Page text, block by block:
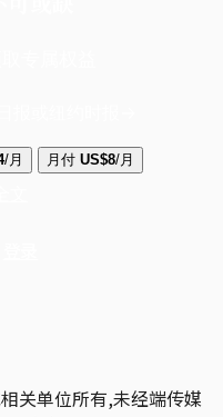
/月 月付 US$8/月
关单位所有,未经端传媒